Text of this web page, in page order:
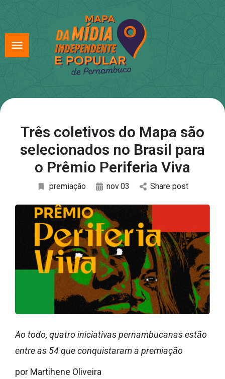
Três coletivos do Mapa são
selecionados no Brasil para
o Prêmio Periferia Viva
premiação nov03 Share post
Ao todo, quatro iniciativas pernambucanas estão
entre as 54 que conquistaram a premiação
por Martihene Oliveira